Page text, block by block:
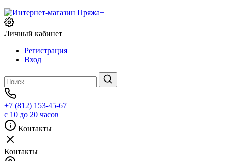
Личный кабинет
Регистрация
Вход
+7 (812) 153-45-67
с 10 до 20 часов
Контакты
Контакты